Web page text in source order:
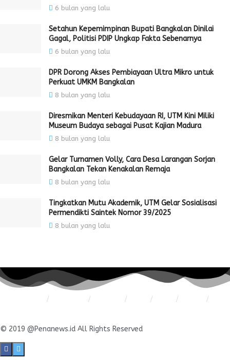
6 bulan yang lalu
Setahun Kepemimpinan Bupati Bangkalan Dinilai
Gagal, Politisi PDIP Ungkap Fakta Sebenarnya
6 bulan yang lalu
DPR Dorong Akses Pembiayaan Ultra Mikro untuk
Perkuat UMKM Bangkalan
8 bulan yang lalu
Diresmikan Menteri Kebudayaan RI, UTM Kini Miliki
Museum Budaya sebagai Pusat Kajian Madura
8 bulan yang lalu
Gelar Turnamen Volly, Cara Desa Larangan Sorjan
Bangkalan Tekan Kenakalan Remaja
8 bulan yang lalu
Tingkatkan Mutu Akademik, UTM Gelar Sosialisasi
Permendikti Saintek Nomor 39/2025
8 bulan yang lalu
© 2019 @Penanews.id All Rights Reserved